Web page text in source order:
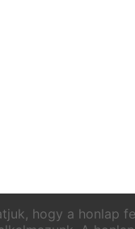
hogy a honlap